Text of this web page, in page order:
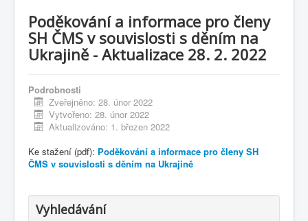
Poděkování a informace pro členy
SH ČMS v souvislosti s děním na
Ukrajině - Aktualizace 28. 2. 2022
Podrobnosti
Zveřejněno: 28. únor 2022
Vytvořeno: 28. únor 2022
Aktualizováno: 1. březen 2022
Ke stažení (pdf): Poděkování a informace pro členy SH
ČMS v souvislosti s děním na Ukrajině
Vyhledávání